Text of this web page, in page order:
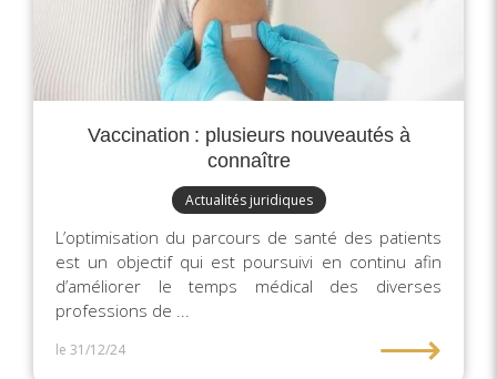
Vaccination : plusieurs nouveautés à
connaître
Actualités juridiques
L’optimisation du parcours de santé des patients
est un objectif qui est poursuivi en continu afin
d’améliorer le temps médical des diverses
professions de ...
le 31/12/24 ⟶